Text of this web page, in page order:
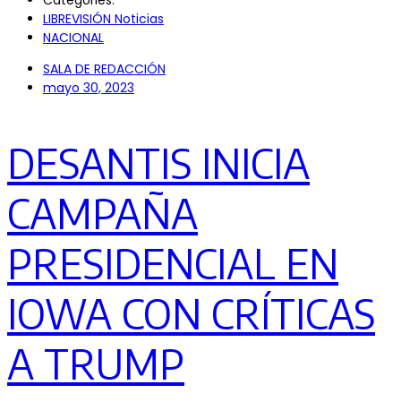
LIBREVISIÓN Noticias
NACIONAL
SALA DE REDACCIÓN
mayo 30, 2023
DESANTIS INICIA
CAMPAÑA
PRESIDENCIAL EN
IOWA CON CRÍTICAS
A TRUMP